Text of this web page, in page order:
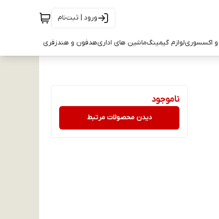
ورود | ثبت‌نام
اکسسوریلوازم گیمینگماشین های اداریهدفون و هندزفری
ناموجود
دیدن محصولات مرتبط